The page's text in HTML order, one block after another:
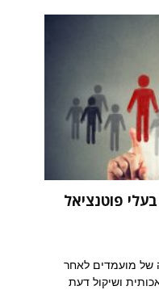
בעלי פוטנציאל
של מועמדים לאחר
ושיקול דעת